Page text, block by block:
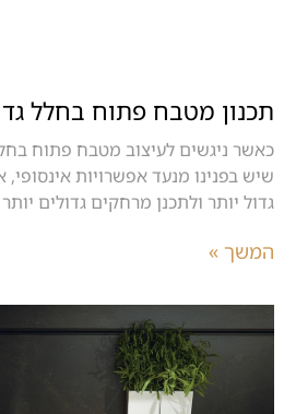
תכנון מטבח פתוח בחלל
כאשר ניגשים לעיצוב מטבח פתוח
שיש בפנינו מנעד אפשרויות
גדול יותר ולתכנן מרחקים גדולים יותר
המשך »